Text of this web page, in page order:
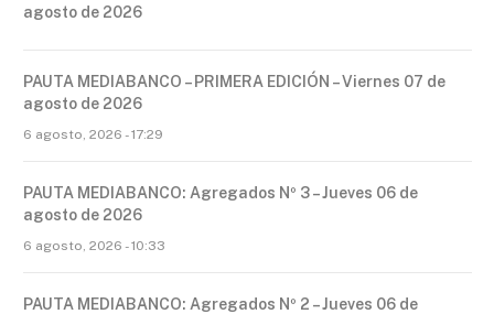
agosto de 2026
PAUTA MEDIABANCO – PRIMERA EDICIÓN – Viernes 07 de
agosto de 2026
6 agosto, 2026 - 17:29
PAUTA MEDIABANCO: Agregados Nº 3 – Jueves 06 de
agosto de 2026
6 agosto, 2026 - 10:33
PAUTA MEDIABANCO: Agregados Nº 2 – Jueves 06 de